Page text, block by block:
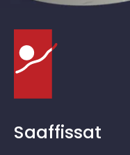
Saaffissat